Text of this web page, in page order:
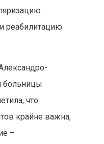
реабилитацию
больницы
что
крайне важна,
–